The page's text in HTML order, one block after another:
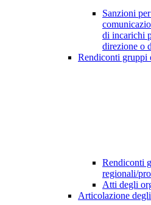
Sanzioni
di incarichi
direzione o
Rendiconti gruppi
Rendiconti
regionali/
Atti degli
Articolazione